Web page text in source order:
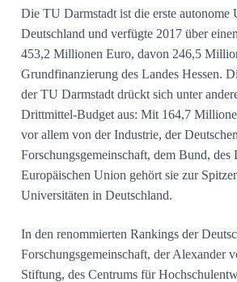
Die TU Darmstadt ist die erste autonome
Deutschland und verfügte 2017 über
453,2 Millionen Euro, davon 246,5
Grundfinanzierung des Landes Hessen.
der TU Darmstadt drückt sich unter
Drittmittel-Budget aus: Mit 164,7
vor allem von der Industrie, der Deutschen
Forschungsgemeinschaft, dem Bund, des
Europäischen Union gehört sie zur
Universitäten in Deutschland.
In den renommierten Rankings der
Forschungsgemeinschaft, der Alexander
Stiftung, des Centrums für